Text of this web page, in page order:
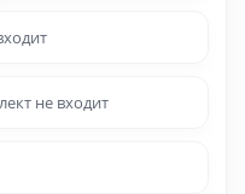
не входит